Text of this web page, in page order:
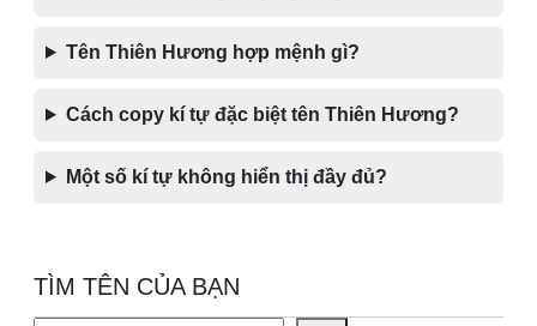
Tên Thiên Hương hợp mệnh gì?
Cách copy kí tự đặc biệt tên Thiên Hương?
Một số kí tự không hiển thị đầy đủ?
TÌM TÊN CỦA BẠN